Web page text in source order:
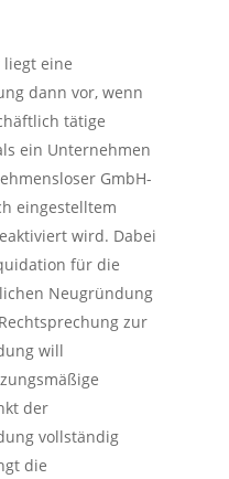
liegt eine
dann vor, wenn
tätige
ein Unternehmen
GmbH-
eingestelltem
wird. Dabei
für die
Neugründung
zur
will
der
vollständig
die